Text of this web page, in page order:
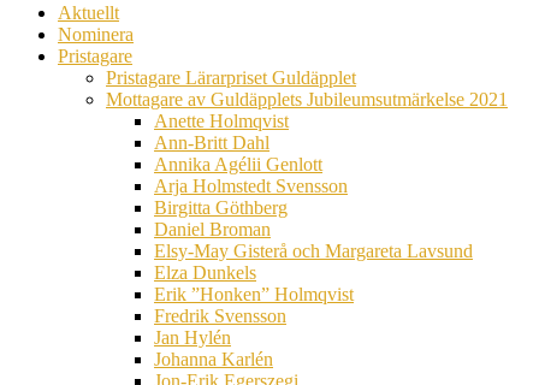
Aktuellt
Nominera
Pristagare
Pristagare Lärarpriset Guldäpplet
Mottagare av Guldäpplets Jubileumsutmärkelse 2021
Anette Holmqvist
Ann-Britt Dahl
Annika Agélii Genlott
Arja Holmstedt Svensson
Birgitta Göthberg
Daniel Broman
Elsy-May Gisterå och Margareta Lavsund
Elza Dunkels
Erik ”Honken” Holmqvist
Fredrik Svensson
Jan Hylén
Johanna Karlén
Jon-Erik Egerszegi